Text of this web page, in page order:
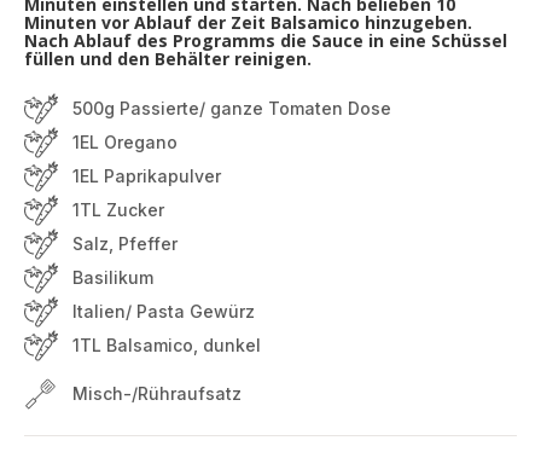
Minuten vor Ablauf der Zeit Balsamico hinzugeben.
Nach Ablauf des Programms die Sauce in eine Schüssel
füllen und den Behälter reinigen.
500g Passierte/ ganze Tomaten Dose
1EL Oregano
1EL Paprikapulver
1TL Zucker
Salz, Pfeffer
Basilikum
Italien/ Pasta Gewürz
1TL Balsamico, dunkel
Misch-/Rühraufsatz